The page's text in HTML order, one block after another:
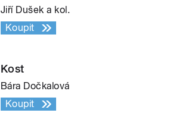
Jiří Dušek a kol.
Koupit
Kost
Bára Dočkalová
Koupit